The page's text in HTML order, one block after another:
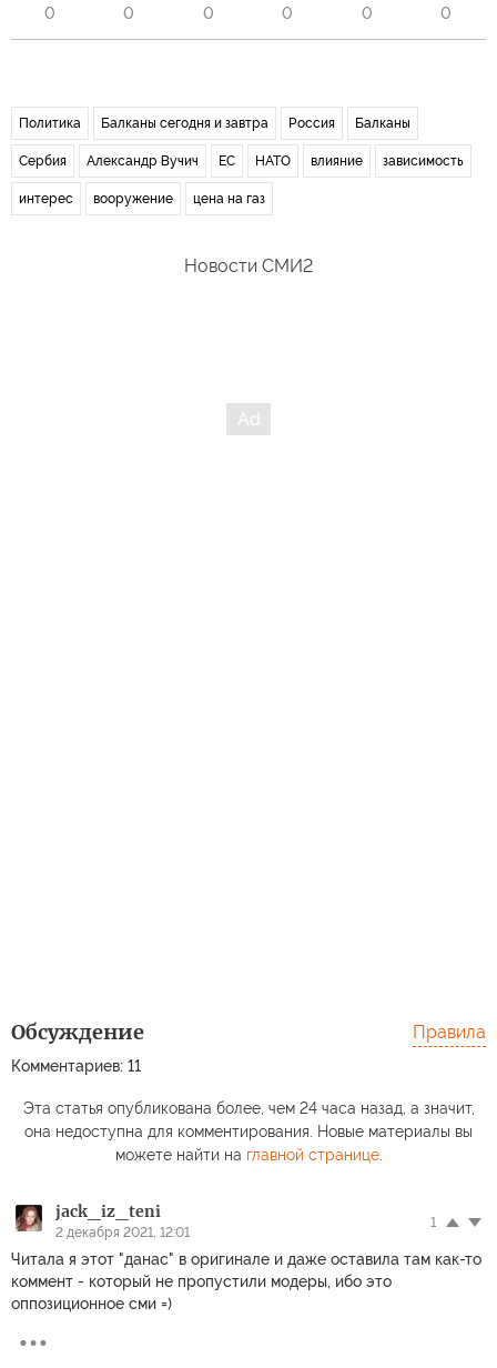
0 0 0 0 0 0
Политика Балканы сегодня и завтра Россия Балканы
Сербия Александр Вучич ЕС НАТО влияние зависимость
интерес вооружение цена на газ
Новости СМИ2
Обсуждение
Комментариев: 11
Правила
Эта статья опубликована более, чем 24 часа назад, а значит,
она недоступна для комментирования. Новые материалы вы
можете найти на главной странице.
jack_iz_teni
2 декабря 2021, 12:01
1
Читала я этот "данас" в оригинале и даже оставила там как-то
коммент - который не пропустили модеры, ибо это
оппозиционное сми =)